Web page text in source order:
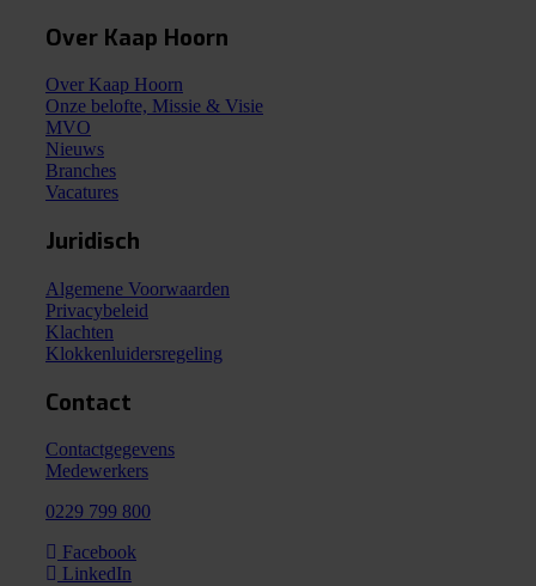
Over Kaap Hoorn
Over Kaap Hoorn
Onze belofte, Missie & Visie
MVO
Nieuws
Branches
Vacatures
Juridisch
Algemene Voorwaarden
Privacybeleid
Klachten
Klokkenluidersregeling
Contact
Contactgegevens
Medewerkers
0229 799 800
Facebook
LinkedIn